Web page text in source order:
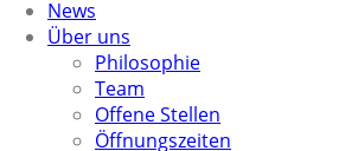
News
Über uns
Philosophie
Team
Offene Stellen
Öffnungszeiten